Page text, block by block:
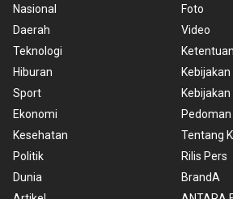
Nasional
Daerah
Teknologi
Hiburan
Sport
Ekonomi
Kesehatan
Politik
Dunia
Foto
Video
Tentang
Rilis Pers
BrandA